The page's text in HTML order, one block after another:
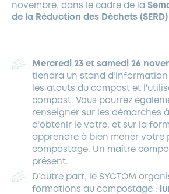
GESTION DU PATRIMOINE
novembre, dans le cadre de la
de la Réduction des Déchets (SERD)
Mercredi 23 et samedi 26
tiendra un stand d’information
les atouts du compost et
compost. Vous pourrez
renseigner sur les démarches
d’obtenir le votre, et sur la
apprendre à bien mener votre
compostage. Un maître
présent.
D’autre part, le SYCTOM
formations au compostage :